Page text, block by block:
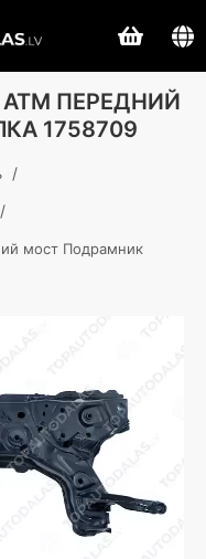
ATM ПЕРЕДНИЙ
1758709
/
/
мост Подрамник